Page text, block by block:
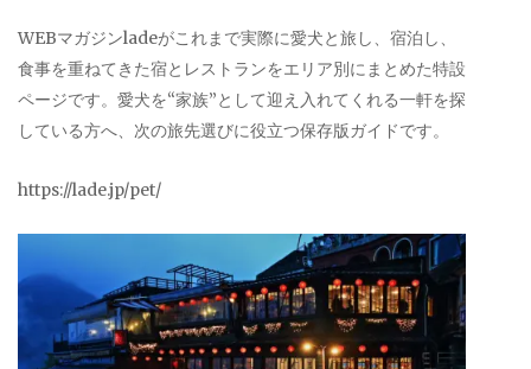
WEBマガジンladeがこれまで実際に愛犬と旅し、宿泊し、
食事を重ねてきた宿とレストランをエリア別にまとめた特設
ページです。愛犬を“家族”として迎え入れてくれる一軒を探
している方へ、次の旅先選びに役立つ保存版ガイドです。
https://lade.jp/pet/